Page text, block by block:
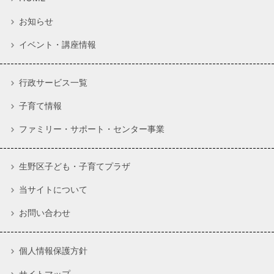
お知らせ
イベント・講座情報
行政サービス一覧
子育て情報
ファミリー・サポート・センター事業
生野区子ども・子育てプラザ
当サイトについて
お問い合わせ
個人情報保護方針